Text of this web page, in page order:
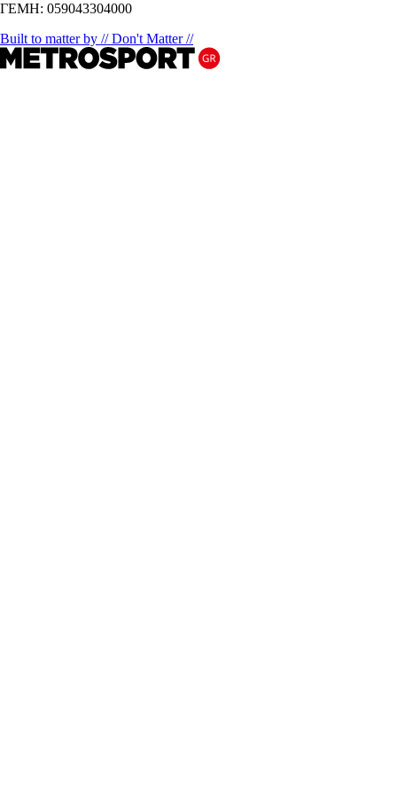
ΓΕΜΗ: 059043304000
Built to matter by // Don't Matter //